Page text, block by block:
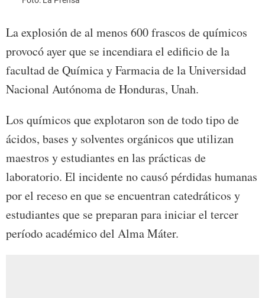
La explosión de al menos 600 frascos de químicos
provocó ayer que se incendiara el edificio de la
facultad de Química y Farmacia de la Universidad
Nacional Autónoma de Honduras, Unah.
Los químicos que explotaron son de todo tipo de
ácidos, bases y solventes orgánicos que utilizan
maestros y estudiantes en las prácticas de
laboratorio. El incidente no causó pérdidas humanas
por el receso en que se encuentran catedráticos y
estudiantes que se preparan para iniciar el tercer
período académico del Alma Máter.